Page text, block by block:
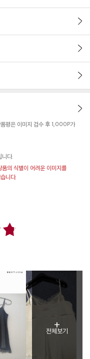
평은 이미지 검수 후 1,000P가
다.
의 식별이 어려운 이미지를
니다.
+
전체보기